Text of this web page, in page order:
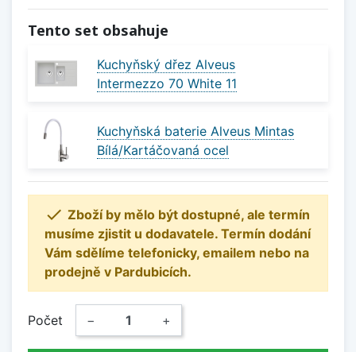
Tento set obsahuje
Kuchyňský dřez Alveus
Intermezzo 70 White 11
Kuchyňská baterie Alveus Mintas
Bílá/Kartáčovaná ocel
 Zboží by mělo být dostupné, ale termín
musíme zjistit u dodavatele. Termín dodání
Vám sdělíme telefonicky, emailem nebo na
prodejně v Pardubicích.
Počet − +